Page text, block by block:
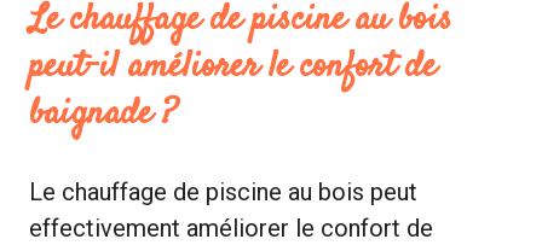
Le chauffage de piscine au bois
peut-il améliorer le confort de
baignade ?
Le chauffage de piscine au bois peut
effectivement améliorer le confort de